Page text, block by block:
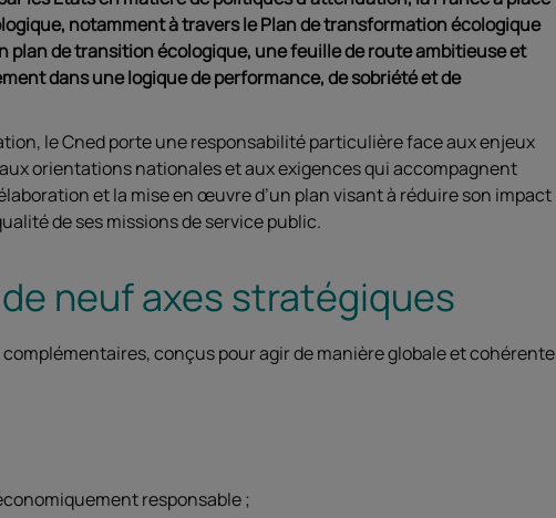
notamment à travers le Plan de transformation écologique
plan de transition écologique, une feuille de route ambitieuse et
dans une logique de performance, de sobriété et de
le Cned porte une responsabilité particulière face aux enjeux
orientations nationales et aux exigences qui accompagnent
et la mise en œuvre d’un plan visant à réduire son impact
de ses missions de service public.
neuf axes stratégiques
conçus pour agir de manière globale et cohérente
responsable ;